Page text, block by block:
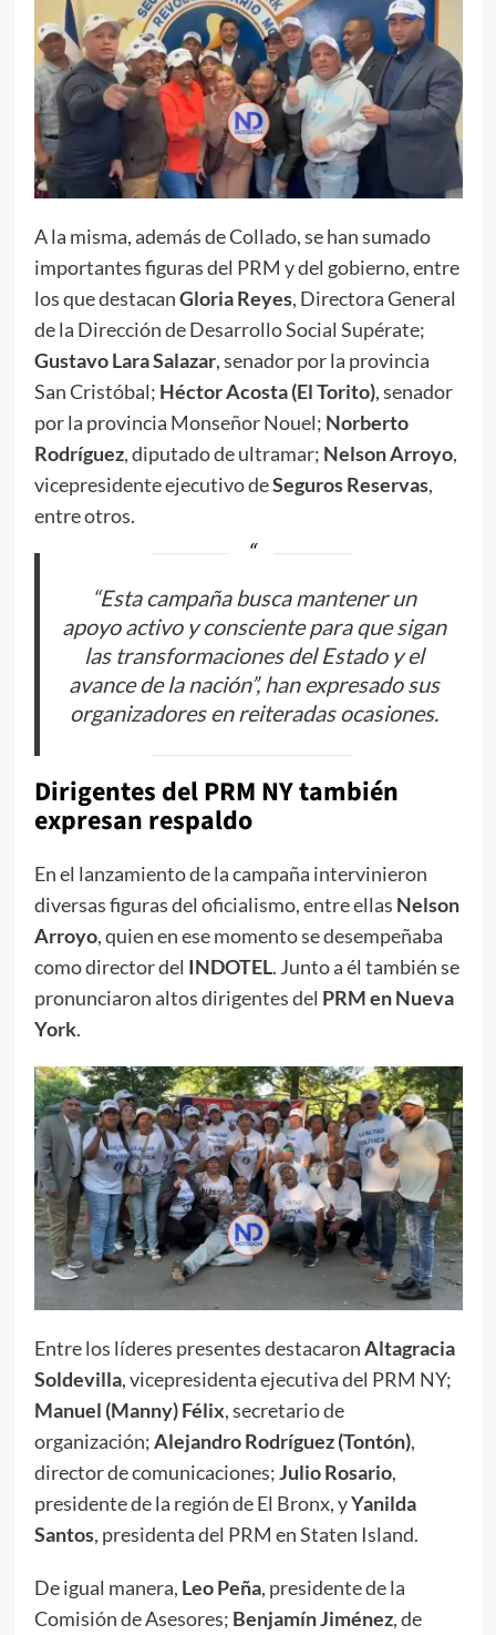
A la misma, además de Collado, se han sumado
importantes figuras del PRM y del gobierno, entre
los que destacanGloria Reyes, Directora General
de la Dirección de Desarrollo Social Supérate;
Gustavo Lara Salazar, senador por la provincia
San Cristóbal; Héctor Acosta (El Torito), senador
por la provincia Monseñor Nouel; Norberto
Rodríguez, diputado de ultramar; Nelson Arroyo,
vicepresidente ejecutivo deSeguros Reservas,
entre otros.
“Esta campaña busca mantener un
apoyo activo y consciente para que sigan
las transformaciones del Estado y el
avance de la nación”, han expresado sus
organizadores en reiteradas ocasiones.
Dirigentes del PRM NY también
expresan respaldo
En el lanzamiento de la campaña intervinieron
diversas figuras del oficialismo, entre ellas Nelson
Arroyo, quien en ese momento se desempeñaba
como director del INDOTEL. Junto a él también se
pronunciaron altos dirigentes del PRM en Nueva
York.
Entre los líderes presentes destacaronAltagracia
Soldevilla, vicepresidenta ejecutiva del PRM NY;
Manuel (Manny) Félix, secretario de
organización;Alejandro Rodríguez (Tontón),
director de comunicaciones;Julio Rosario,
presidente de la región de El Bronx, yYanilda
Santos, presidenta del PRM en Staten Island.
De igual manera, Leo Peña, presidente de la
Comisión de Asesores; Benjamín Jiménez, de